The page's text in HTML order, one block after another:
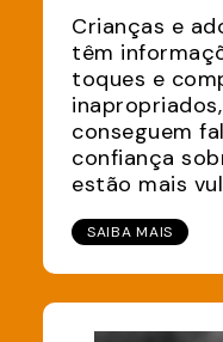
Crianças e
têm
toques e
conseguem
confiança
estão mais
SAIBA MAIS